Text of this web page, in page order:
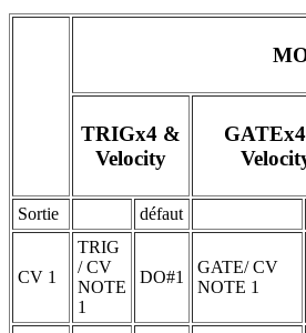
TRIGx4 &
Velocity
Sortie défaut
CV 1
TRIG
/ CV
NOTE
1
DO#1
GATE/ CV
NOTE 1